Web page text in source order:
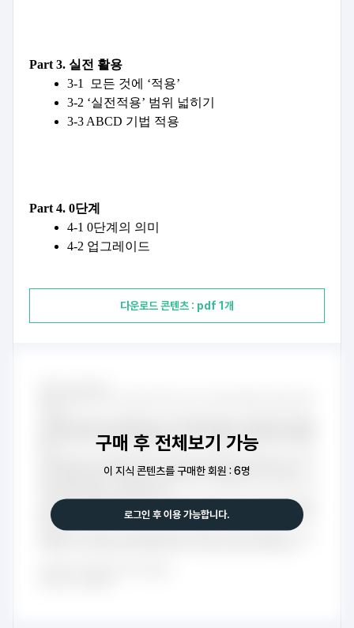
Part 3. 실전 활용
3-1  모든 것에 ‘적용’
3-2 ‘실전적용’ 범위 넓히기
3-3 ABCD 기법 적용
Part 4. 0단계
4-1 0단계의 의미
4-2 업그레이드
다운로드 콘텐츠 : pdf 1개
구매 후 전체보기 가능
이 지식 콘텐츠를 구매한 회원 : 6명
로그인 후 이용 가능합니다.